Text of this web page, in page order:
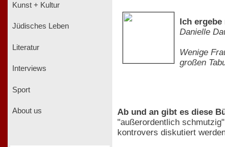
Kunst + Kultur
Jüdisches Leben
Literatur
Interviews
Sport
About us
Ich
Danielle
Wenige
großen
Ab und an gibt es diese
"außerordentlich
kontrovers diskutiert